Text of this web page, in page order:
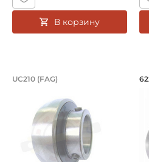
В корзину
Подшипник
UC210 (FAG)